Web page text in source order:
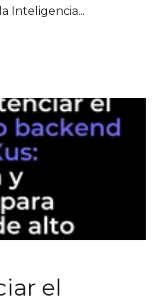
Inteligencia...
el